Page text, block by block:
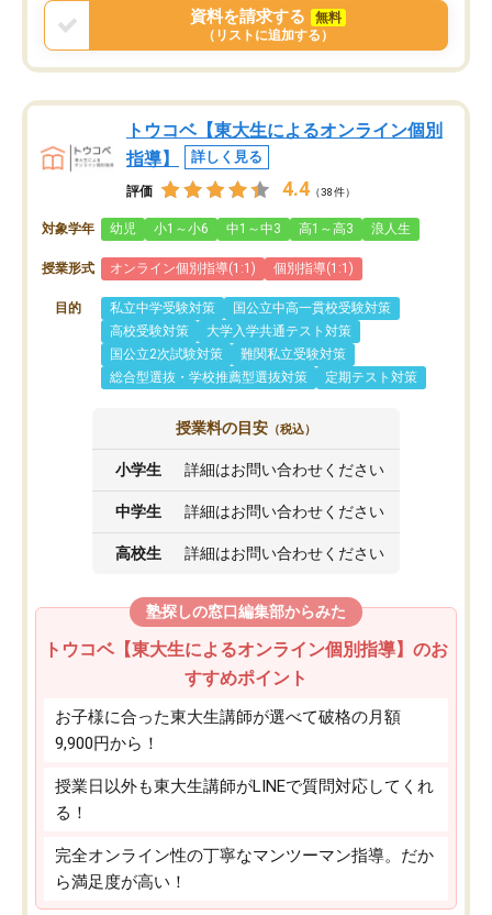
資料を請求する
無料
（リストに追加する）
トウコベ【東大生によるオンライン個別
指導】
詳しく見る
評価 4.4 （38件）
対象学年 幼児 小1～小6 中1～中3 高1～高3 浪人生
授業形式 オンライン個別指導(1:1) 個別指導(1:1)
目的 私立中学受験対策
国公立中高一貫校受験対策
高校受験対策
大学入学共通テスト対策
国公立2次試験対策
難関私立受験対策
総合型選抜・学校推薦型選抜対策
定期テスト対策
授業料の目安 （税込）
小学生 詳細はお問い合わせください
中学生 詳細はお問い合わせください
高校生 詳細はお問い合わせください
塾探しの窓口編集部からみた
トウコベ【東大生によるオンライン個別指導】のお
すすめポイント
お子様に合った東大生講師が選べて破格の月額
9,900円から！
授業日以外も東大生講師がLINEで質問対応してくれ
る！
完全オンライン性の丁寧なマンツーマン指導。だか
ら満足度が高い！